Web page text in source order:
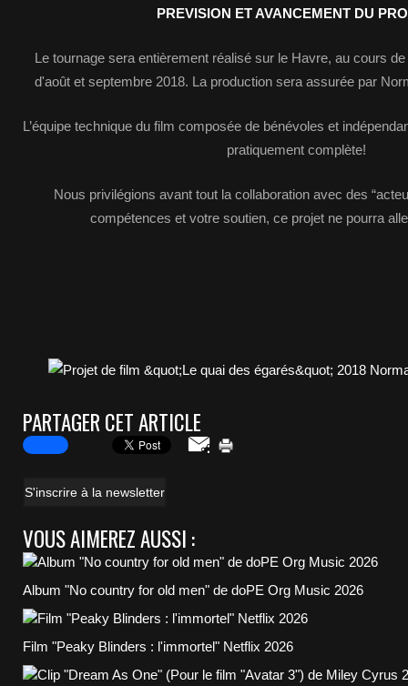
PREVISION ET AVANCEMENT DU
Le tournage sera entièrement réalisé sur le Havre, au cours
d'août et septembre 2018. La production sera assurée par
L’équipe technique du film composée de bénévoles et
pratiquement complète!
Nous privilégions avant tout la collaboration avec des
compétences et votre soutien, ce projet ne pourra
PARTAGER CET ARTICLE
S'inscrire à la newsletter
VOUS AIMEREZ AUSSI :
Album "No country for old men" de doPE Org Music 2026
Film "Peaky Blinders : l'immortel" Netflix 2026